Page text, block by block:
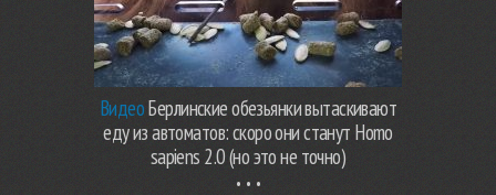
ВидеоБерлинские обезьянки вытаскивают
еду из автоматов: скоро они станут Homo
sapiens 2.0 (но это не точно)